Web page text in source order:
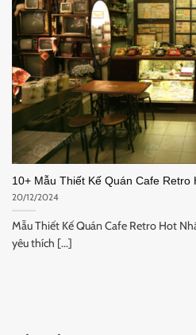
10+ Mẫu Thiết Kế Quán Cafe Retro
20/12/2024
Mẫu Thiết Kế Quán Cafe Retro Hot
yêu thích [...]